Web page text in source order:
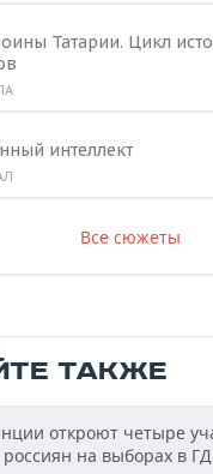
Татарии. Цикл
интеллект
Все сюжеты
ТАКЖЕ
откроют четыре
россиян на выборах в ГД